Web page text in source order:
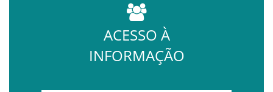
ACESSO À
INFORMAÇÃO